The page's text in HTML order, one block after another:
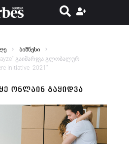
ბიზნესი
გაიმარჯვა გლობალურ
Initiative 2021“